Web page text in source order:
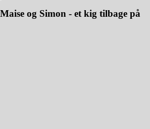
og Simon - et kig tilbage på